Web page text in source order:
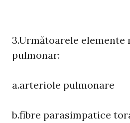
3.Următoarele
pulmonar:
a.arteriole pulmonare
b.fibre parasimpatice